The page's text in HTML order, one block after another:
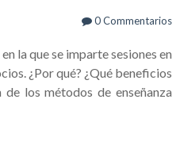
0 Commentarios
la que se imparte sesiones en
¿Por qué? ¿Qué beneficios
los métodos de enseñanza